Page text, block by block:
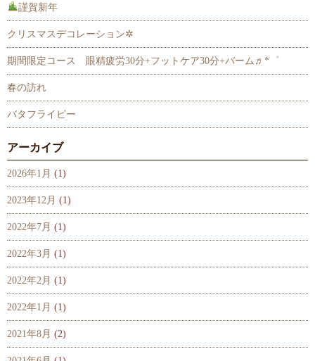
謹賀新年
クリスマスデコレーション✲
期間限定コース 眼精疲労30分+フットケア30分+バーム♬*゜
春の訪れ
バタフライピー
アーカイブ
2026年1月 (1)
2023年12月 (1)
2022年7月 (1)
2022年3月 (1)
2022年2月 (1)
2022年1月 (1)
2021年8月 (2)